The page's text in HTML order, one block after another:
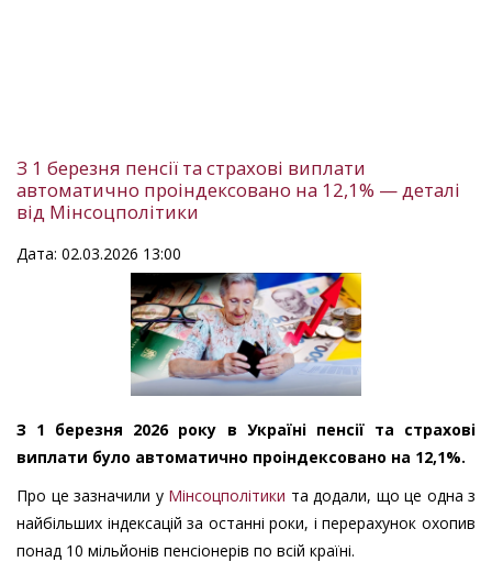
З 1 березня пенсії та страхові виплати
автоматично проіндексовано на 12,1% — деталі
від Мінсоцполітики
Дата: 02.03.2026 13:00
З 1 березня 2026 року в Україні пенсії та страхові
виплати було автоматично проіндексовано на 12,1%.
Про це зазначили у Мінсоцполітики та додали, що це одна з
найбільших індексацій за останні роки, і перерахунок охопив
понад 10 мільйонів пенсіонерів по всій країні.